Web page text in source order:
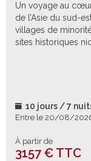
Un voyage au
de l’Asie du sud-
villages de
sites historiques
10 jours / 7
Entre le 20/08/
À partir de
3157 € TTC